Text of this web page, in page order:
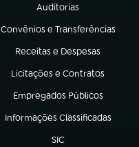
Auditorias
(abre em nova aba)
Convênios e Transferências
(abre em nova aba)
Receitas e Despesas
(abre em nova aba)
Licitações e Contratos
(abre em nova aba)
Empregados Públicos
(abre em nova aba)
Informações Classificadas
(abre em nova aba)
SIC
(abre em nova aba)